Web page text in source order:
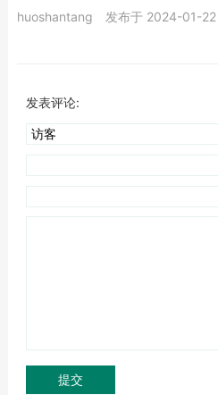
广泛应用。本文将深入探讨藏红花
huoshantang 发布于 2024-01-22
发表评论: